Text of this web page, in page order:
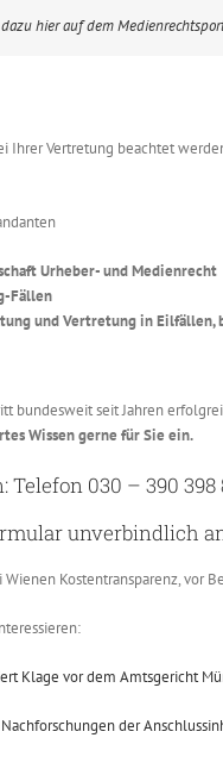
hier auf dem
Ihrer Vertretung beachtet
Urheber- und Medienrecht
Fällen
und Vertretung in
bundesweit seit Jahren
Wissen gerne für Sie ein.
Telefon 030 – 390 398
unverbindlich
Kostentransparenz, vor
Klage vor dem Amtsgericht
der